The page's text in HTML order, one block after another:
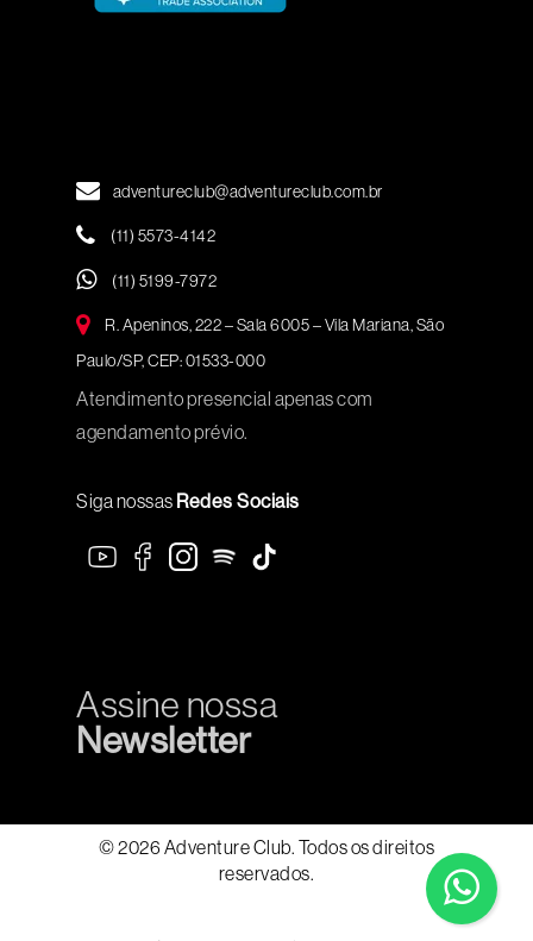
adventureclub@adventureclub.com.br
(11) 5573-4142
(11) 5199-7972
R. Apeninos, 222 – Sala 6005 – Vila Mariana, São
Paulo/SP, CEP: 01533-000
Atendimento presencial apenas com
agendamento prévio.
Siga nossas Redes Sociais
Assine nossa
Newsletter
© 2026 Adventure Club. Todos os direitos
reservados.